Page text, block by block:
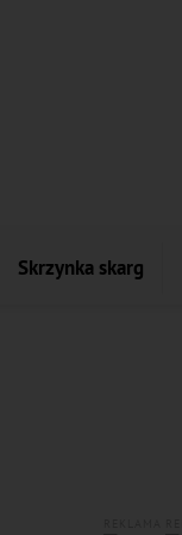
Skrzynka skarg